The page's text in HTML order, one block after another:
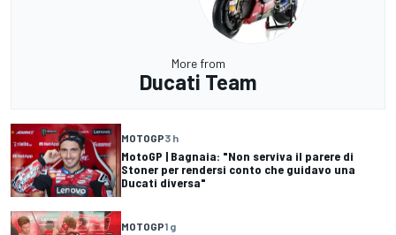
More from
Ducati Team
MOTOGP3 h
MotoGP | Bagnaia: "Non serviva il parere di
Stoner per rendersi conto che guidavo una
Ducati diversa"
MOTOGP1 g